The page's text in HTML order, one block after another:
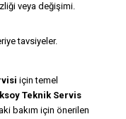
veya değişimi.
tavsiyeler.
için temel
Teknik Servis
bakım için önerilen